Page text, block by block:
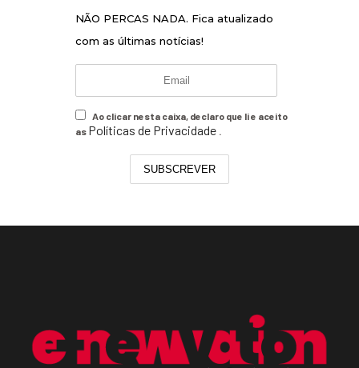
NÃO PERCAS NADA. Fica atualizado
com as últimas notícias!
Ao clicar nesta caixa, declaro que li e aceito
as Políticas de Privacidade
SUBSCREVER